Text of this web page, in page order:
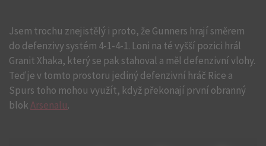
Jsem trochu znejistělý i proto, že Gunners hrají směrem
do defenzivy systém 4-1-4-1. Loni na té vyšší pozici hrál
Granit Xhaka, který se pak stahoval a měl defenzivní vlohy.
Teď je v tomto prostoru jediný defenzivní hráč Rice a
Spurs toho mohou využít, když překonají první obranný
blokArsenalu.